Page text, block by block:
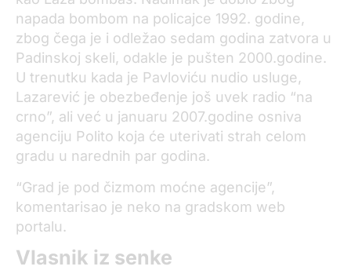
napada bombom na policajce 1992. godine,
zbog čega je i odležao sedam godina zatvora u
Padinskoj skeli, odakle je pušten 2000.godine.
U trenutku kada je Pavloviću nudio usluge,
Lazarević je obezbeđenje još uvek radio “na
crno”, ali već u januaru 2007.godine osniva
agenciju Polito koja će uterivati strah celom
gradu u narednih par godina.
“Grad je pod čizmom moćne agencije”,
komentarisao je neko na gradskom web
portalu.
Vlasnik iz senke